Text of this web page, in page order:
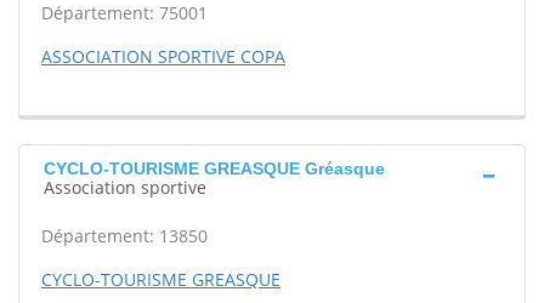
Département: 75001
ASSOCIATION SPORTIVE COPA
CYCLO-TOURISME GREASQUE Gréasque
Association sportive
Département: 13850
CYCLO-TOURISME GREASQUE